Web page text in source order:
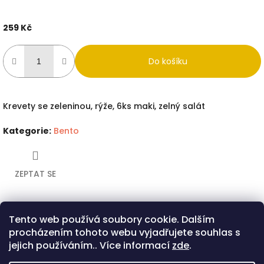
Tento web používá soubory cookie. Dalším
procházením tohoto webu vyjadřujete souhlas s
jejich používáním.. Více informací zde.
259 Kč
cena:
Do košíku
Krevety se zeleninou, rýže, 6ks maki, zelný salát
Kategorie: Bento
ZEPTAT SE
TwitterFacebook
Popis Diskuze